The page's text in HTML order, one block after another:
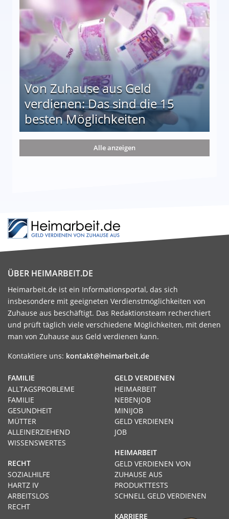
Von Zuhause aus Geld
verdienen: Das sind die 15
besten Möglichkeiten
die 15 besten Möglichkeiten
Alle anzeigen
ÜBER HEIMARBEIT.DE
Heimarbeit.de ist ein Informationsportal, das sich
insbesondere mit geeigneten Verdienstmöglichkeiten von
Zuhause aus beschäftigt. Das Redaktionsteam recherchiert
und prüft täglich viele verschiedene Möglichkeiten, mit denen
man von Zuhause aus Geld verdienen kann.
Kontaktiere uns: kontakt@heimarbeit.de
GELD VERDIENEN
HEIMARBEIT
NEBENJOB
MINIJOB
GELD VERDIENEN
JOB
HEIMARBEIT
GELD VERDIENEN VON
ZUHAUSE AUS
PRODUKTTESTS
SCHNELL GELD VERDIENEN
KARRIERE
FAMILIE
ALLTAGSPROBLEME
FAMILIE
GESUNDHEIT
MÜTTER
ALLEINERZIEHEND
WISSENSWERTES
RECHT
SOZIALHILFE
HARTZ IV
ARBEITSLOS
RECHT